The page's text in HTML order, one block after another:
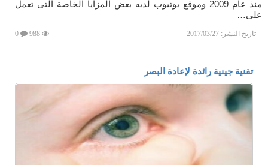
منذ عام 2009 وموقع يوتيوب لديه بعض المزايا الخاصة التى تعمل
على…
تاريخ النشر: 2017/03/27
تقنية جينية رائدة لإعادة البصر